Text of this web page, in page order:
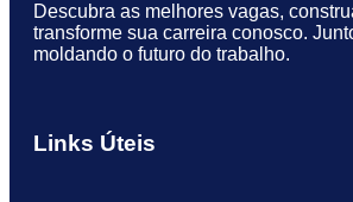
Descubra as melhores vagas,
transforme sua carreira conosco.
moldando o futuro do trabalho.
Links Úteis